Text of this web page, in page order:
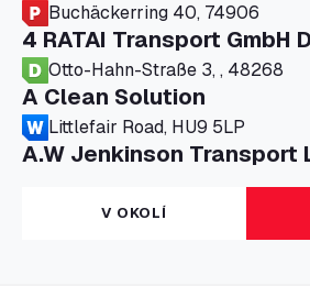
Buchäckerring 40, 74906
4 RATAI Transport GmbH
Otto-Hahn-Straße 3, , 48268
A Clean Solution
Littlefair Road, HU9 5LP
A.W Jenkinson Transport
Progress House, ME11 5GA
A+G Nettetal - Depot
Am Panneschopp 7, 41334
V OKOLÍ